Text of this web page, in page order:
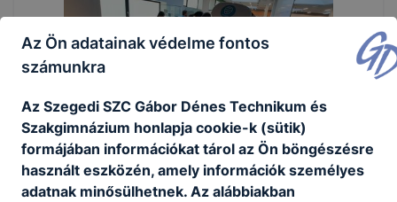
Az Ön adatainak védelme fontos
számunkra
Az Szegedi SZC Gábor Dénes Technikum és
Szakgimnázium honlapja cookie-k (sütik)
formájában információkat tárol az Ön böngészésre
használt eszközén, amely információk személyes
adatnak minősülhetnek. Az alábbiakban